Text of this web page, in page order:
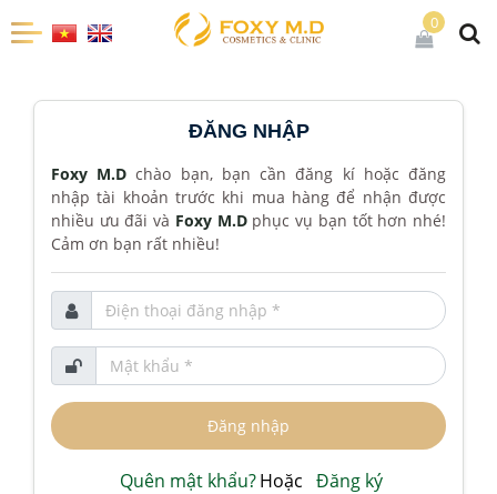
0
ĐĂNG NHẬP
Foxy M.D chào bạn, bạn cần đăng kí hoặc đăng
nhập tài khoản trước khi mua hàng để nhận được
nhiều ưu đãi và Foxy M.Dphục vụ bạn tốt hơn nhé!
Cảm ơn bạn rất nhiều!
Điện thoại đăng nhập
Mật khẩu
Quên mật khẩu?Hoặc Đăng ký